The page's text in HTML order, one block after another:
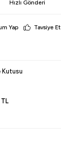
Hızlı Gönderi
Yap Tavsiye Et
Kutusu